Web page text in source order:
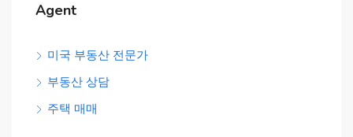
Agent
미국 부동산 전문가
부동산 상담
주택 매매